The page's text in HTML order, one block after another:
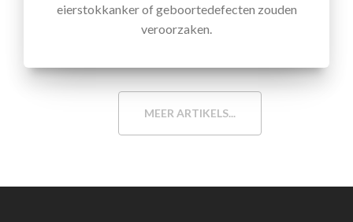
eierstokkanker of geboortedefecten zouden
veroorzaken.
MEER ARTIKELS...